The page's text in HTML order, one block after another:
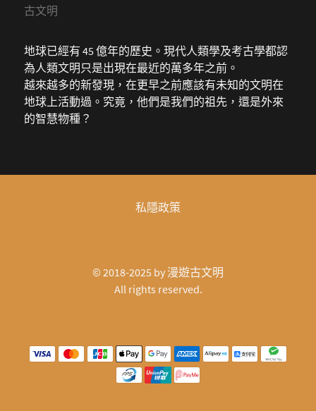
古文明
地球已經有 45 億年的歷史。現代人類學及考古學都認
為人類文明只是出現在最近的萬多年之前。
越來越多的新發現，在更早之前應該有未知的文明在
地球上活動過。究竟，他們是我們的祖先，還是外來
的智慧物種？
私隱政策
© 2018-2025 by 漫遊古文明
All rights reserved.